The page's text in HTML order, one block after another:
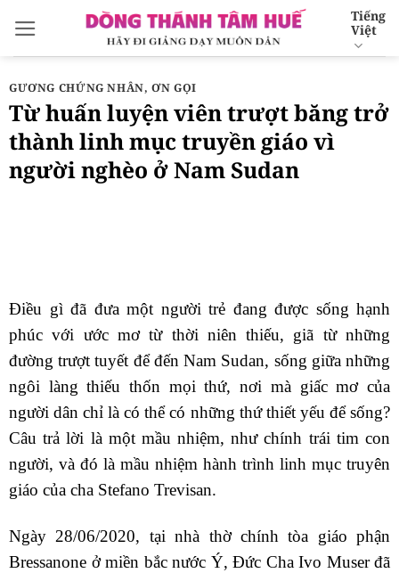
qua
nội
dung
Tiếng
Việt
GƯƠNG CHỨNG NHÂN,ƠN GỌI
Từ huấn luyện viên trượt băng trở
thành linh mục truyền giáo vì
người nghèo ở Nam Sudan
Điều gì đã đưa một người trẻ đang được sống hạnh
phúc với ước mơ từ thời niên thiếu, giã từ những
đường trượt tuyết để đến Nam Sudan, sống giữa những
ngôi làng thiếu thốn mọi thứ, nơi mà giấc mơ của
người dân chỉ là có thể có những thứ thiết yếu để sống?
Câu trả lời là một mầu nhiệm, như chính trái tim con
người, và đó là mầu nhiệm hành trình linh mục truyên
giáo của cha Stefano Trevisan.
Ngày 28/06/2020, tại nhà thờ chính tòa giáo phận
Bressanone ở miền bắc nước Ý, Đức Cha Ivo Muser đã